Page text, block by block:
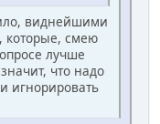
виднейшими
которые, смею
лучше
что надо
игнорировать